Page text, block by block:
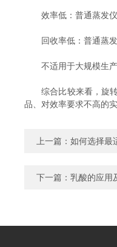
效率低：普通蒸发仪
回收率低：普通蒸发
不适用于大规模生产
综合比较来看，旋转
品、对效率要求不高的
上一篇： 如何选择最
下一篇： 乳酸的应用